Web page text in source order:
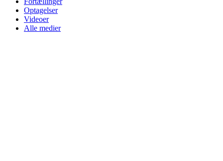
Optagelser
Videoer
Alle medier